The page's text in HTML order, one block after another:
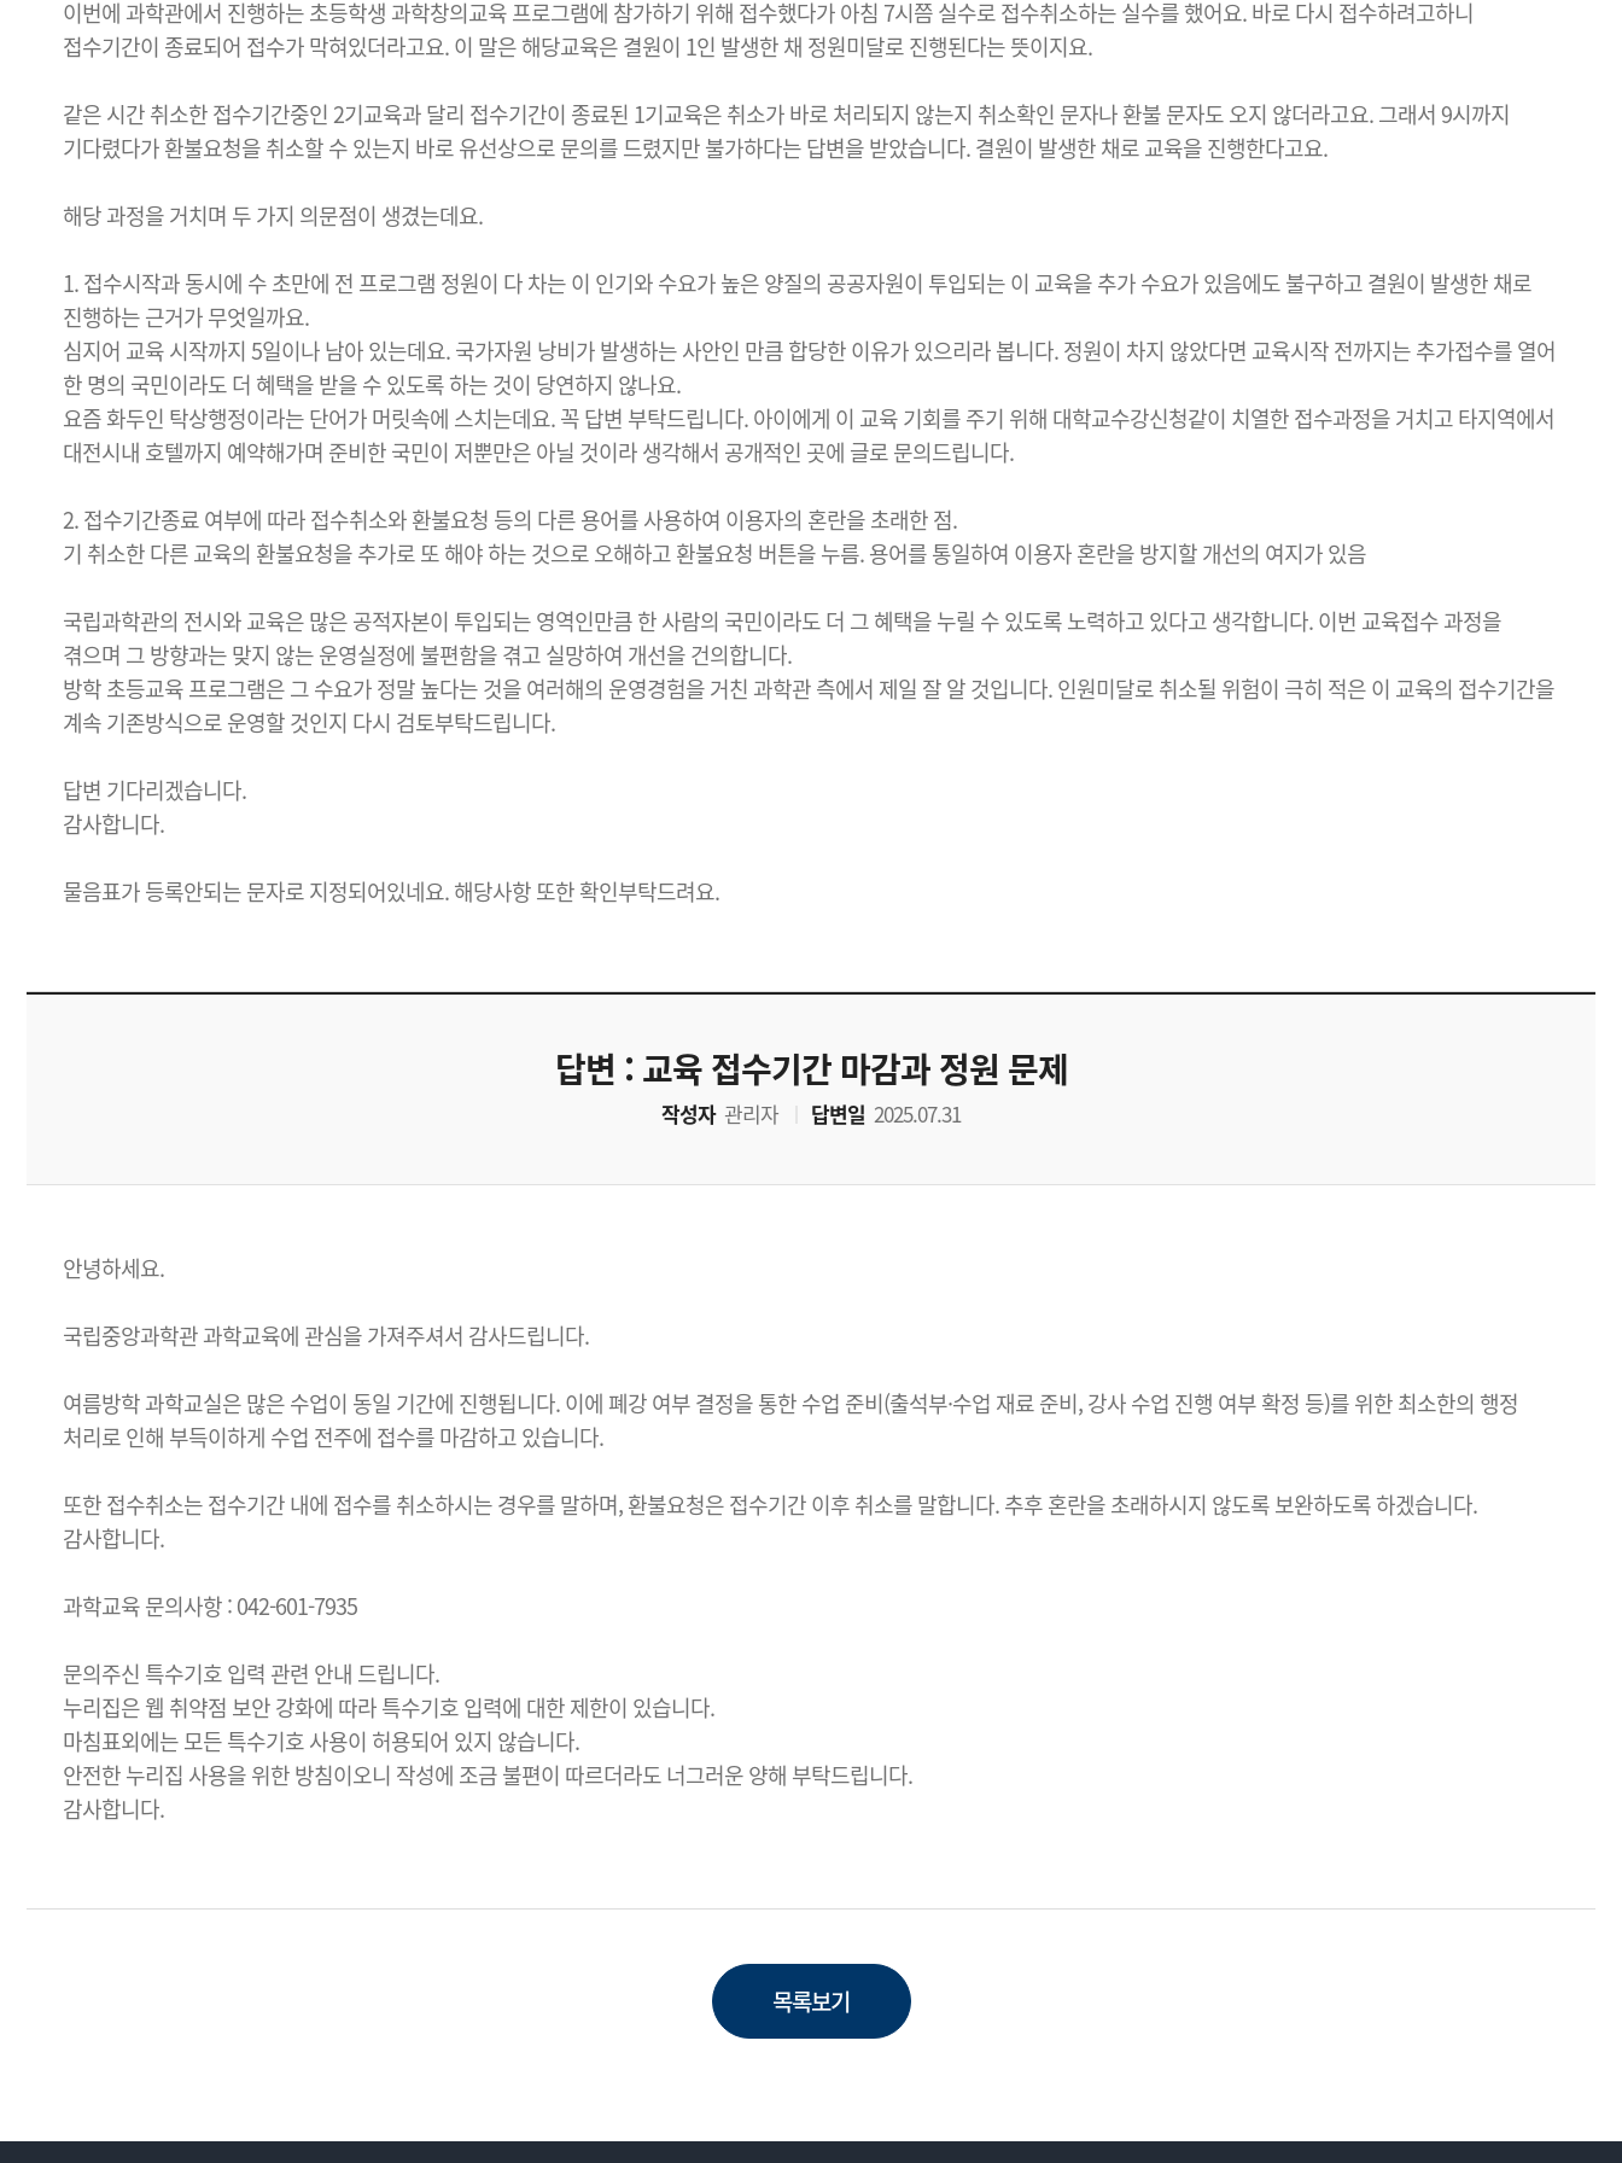
이번에 과학관에서 진행하는 초등학생 과학창의교육 프로그램에 참가하기 위해 접수했다가 아침 7시쯤 실수로 접수취소하는 실수를 했어요. 바로 다시 접수하려고하니
접수기간이 종료되어 접수가 막혀있더라고요. 이 말은 해당교육은 결원이 1인 발생한 채 정원미달로 진행된다는 뜻이지요.
같은 시간 취소한 접수기간중인 2기교육과 달리 접수기간이 종료된 1기교육은 취소가 바로 처리되지 않는지 취소확인 문자나 환불 문자도 오지 않더라고요. 그래서 9시까지
기다렸다가 환불요청을 취소할 수 있는지 바로 유선상으로 문의를 드렸지만 불가하다는 답변을 받았습니다. 결원이 발생한 채로 교육을 진행한다고요.
해당 과정을 거치며 두 가지 의문점이 생겼는데요.
1. 접수시작과 동시에 수 초만에 전 프로그램 정원이 다 차는 이 인기와 수요가 높은 양질의 공공자원이 투입되는 이 교육을 추가 수요가 있음에도 불구하고 결원이 발생한 채로
진행하는 근거가 무엇일까요.
심지어 교육 시작까지 5일이나 남아 있는데요. 국가자원 낭비가 발생하는 사안인 만큼 합당한 이유가 있으리라 봅니다. 정원이 차지 않았다면 교육시작 전까지는 추가접수를 열어
한 명의 국민이라도 더 혜택을 받을 수 있도록 하는 것이 당연하지 않나요.
요즘 화두인 탁상행정이라는 단어가 머릿속에 스치는데요. 꼭 답변 부탁드립니다. 아이에게 이 교육 기회를 주기 위해 대학교수강신청같이 치열한 접수과정을 거치고 타지역에서
대전시내 호텔까지 예약해가며 준비한 국민이 저뿐만은 아닐 것이라 생각해서 공개적인 곳에 글로 문의드립니다.
2. 접수기간종료 여부에 따라 접수취소와 환불요청 등의 다른 용어를 사용하여 이용자의 혼란을 초래한 점.
기 취소한 다른 교육의 환불요청을 추가로 또 해야 하는 것으로 오해하고 환불요청 버튼을 누름. 용어를 통일하여 이용자 혼란을 방지할 개선의 여지가 있음
국립과학관의 전시와 교육은 많은 공적자본이 투입되는 영역인만큼 한 사람의 국민이라도 더 그 혜택을 누릴 수 있도록 노력하고 있다고 생각합니다. 이번 교육접수 과정을
겪으며 그 방향과는 맞지 않는 운영실정에 불편함을 겪고 실망하여 개선을 건의합니다.
방학 초등교육 프로그램은 그 수요가 정말 높다는 것을 여러해의 운영경험을 거친 과학관 측에서 제일 잘 알 것입니다. 인원미달로 취소될 위험이 극히 적은 이 교육의 접수기간을
계속 기존방식으로 운영할 것인지 다시 검토부탁드립니다.
답변 기다리겠습니다.
감사합니다.
물음표가 등록안되는 문자로 지정되어있네요. 해당사항 또한 확인부탁드려요.
답변 : 교육 접수기간 마감과 정원 문제
작성자 관리자 답변일 2025.07.31
안녕하세요.
국립중앙과학관 과학교육에 관심을 가져주셔서 감사드립니다.
여름방학 과학교실은 많은 수업이 동일 기간에 진행됩니다. 이에 폐강 여부 결정을 통한 수업 준비(출석부·수업 재료 준비, 강사 수업 진행 여부 확정 등)를 위한 최소한의 행정
처리로 인해 부득이하게 수업 전주에 접수를 마감하고 있습니다.
또한 접수취소는 접수기간 내에 접수를 취소하시는 경우를 말하며, 환불요청은 접수기간 이후 취소를 말합니다. 추후 혼란을 초래하시지 않도록 보완하도록 하겠습니다.
감사합니다.
과학교육 문의사항 : 042-601-7935
문의주신 특수기호 입력 관련 안내 드립니다.
누리집은 웹 취약점 보안 강화에 따라 특수기호 입력에 대한 제한이 있습니다.
마침표외에는 모든 특수기호 사용이 허용되어 있지 않습니다.
안전한 누리집 사용을 위한 방침이오니 작성에 조금 불편이 따르더라도 너그러운 양해 부탁드립니다.
감사합니다.
목록보기